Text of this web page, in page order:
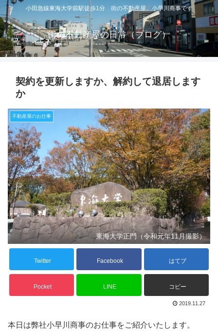
小田急線東海大学前駅徒歩1分 街の不動産屋 小早川商事です
街の不動産屋の日常（ブログ）
契約を更新しますか、解約して退居します
か
不動産屋のお仕事
東海大学正門（令和元年11月撮影）
Twitter Facebook はてブ
Pocket LINE コピー
2019.11.27
本日は弊社小早川商事のお仕事をご紹介いたします。